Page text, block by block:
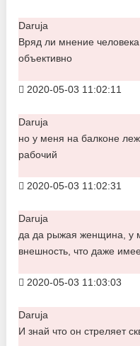
Daruja
Вряд ли мнение
объективно
2020-05-03 11:02:11
Daruja
но у меня на балконе
рабочий
2020-05-03 11:02:31
Daruja
да да рыжая женщина, у
внешность, что даже
2020-05-03 11:03:03
Daruja
И знай что он стреляет